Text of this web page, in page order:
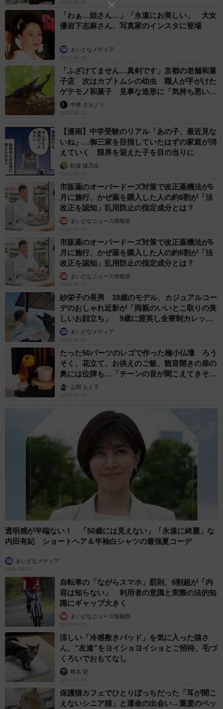
2026.08.06
「わぁ…姐さん…」「永遠にお美しい」 大女
優岩下志麻さん、写真家のインスタに登場
まいどなメディア
2026.08.05
「ふざけてません…真剣です」京都の老舗和菓
子店 次はカブトムシの幼虫 職人が手がけた
ゲテモノ和菓子 見事な造形に「気持ち悪いく
らいリアル」
中将 タカノリ
2026.08.05
【漫画】中学受験のリアル「あの子、最近見な
いね」…御三家を目指していたはずの家庭が消
えていく 限界を迎えた子を目の当りに
松波 穂乃圭
2026.08.05
市販薬のオーバードーズ対策で改正薬機法が5
月に施行、かぜ薬を購入した人の約6割が「法
改正を認知」乱用防止の指定成分とは？
まいどなニュース情報部
2026.08.05
市販薬のオーバードーズ対策で改正薬機法が5
月に施行、かぜ薬を購入した人の約6割が「法
改正を認知」乱用防止の指定成分とは？
まいどなニュース情報部
2026.08.05
紗栄子の長男 18歳のモデル、カジュアルコー
デのおしゃれ近影が「両親のいいとこ取りの美
しいお顔立ち」 9歳に渡英し全寮制カレッジ
で学ぶまいどなメディア
2026.08.05
たった50パーツのレゴで作った極小仏壇 ろう
そく、花立て、お供えのご飯、観音開きの扉の
奥には位牌も…「チーンの音が聞こえてきそ
う」山岡 もと子
2026.08.05
透明感が半端ない！ 「50歳には見えない」「永遠に綺麗」な
内田有紀 ショートヘア＆半袖白シャツの最強夏コーデ
まいどなメディア
2026.08.05
自転車の「ながらスマホ」罰則、6割超が「内
容は知らない」 利用者の意識と実際の法的知
識にギャップ大きく
まいどなニュース情報部
2026.08.05
涼しい「冷感敷きパッド」を気に入った猫さ
ん、”友達”をヨイショヨイショとご招待、毛づ
くろいでおもてなし
椎名 碧
2026.08.05
保護猫カフェでひとりぼっちだった「耳が聞こ
えないシニア猫」と運命の出会い→重度のペッ